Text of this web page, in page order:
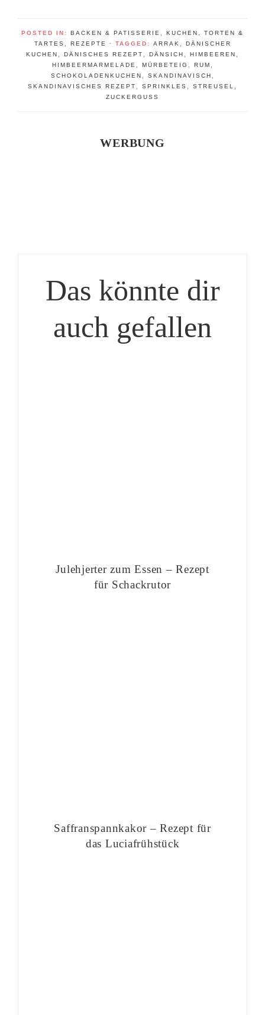
POSTED IN: BACKEN & PATISSERIE
KUCHEN, TORTEN &
TARTES
REZEPTE · TAGGED: ARRAK
DÄNISCHER
KUCHEN
DÄNISCHES REZEPT DÄNSICH HIMBEEREN
HIMBEERMARMELADE
MÜRBETEIG RUM
SCHOKOLADENKUCHEN
SKANDINAVISCH
SKANDINAVISCHES REZEPT
SPRINKLES STREUSEL
ZUCKERGUSS
WERBUNG
Das könnte dir
auch gefallen
Julehjerter zum Essen – Rezept
für Schackrutor
Saffranspannkakor – Rezept für
das Luciafrühstück